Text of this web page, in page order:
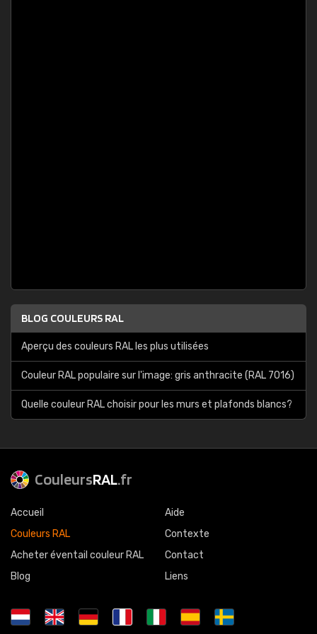
BLOG COULEURS RAL
Aperçu des couleurs RAL les plus utilisées
Couleur RAL populaire sur l'image: gris anthracite (RAL 7016)
Quelle couleur RAL choisir pour les murs et plafonds blancs?
CouleursRAL.fr
Accueil
Couleurs RAL
Acheter éventail couleur RAL
Blog
Aide
Contexte
Contact
Liens